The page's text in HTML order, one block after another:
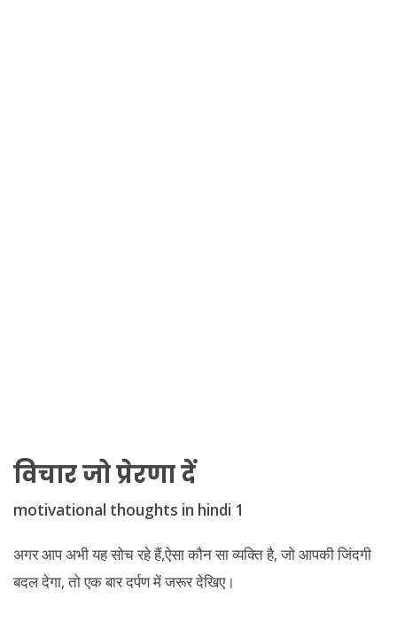
विचार जो प्रेरणा दें
motivational thoughts in hindi 1
अगर आप अभी यह सोच रहे हैं,ऐसा कौन सा व्यक्ति है, जो आपकी जिंदगी
बदल देगा, तो एक बार दर्पण में जरूर देखिए।